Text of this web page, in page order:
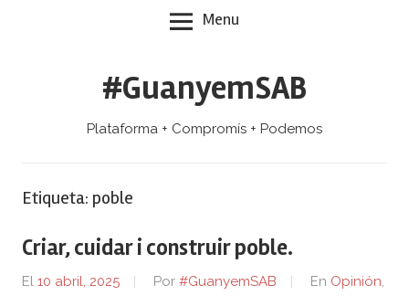
Menu
#GuanyemSAB
Plataforma + Compromís + Podemos
Etiqueta: poble
Criar, cuidar i construir poble.
El 10 abril, 2025 Por #GuanyemSAB En Opinión,